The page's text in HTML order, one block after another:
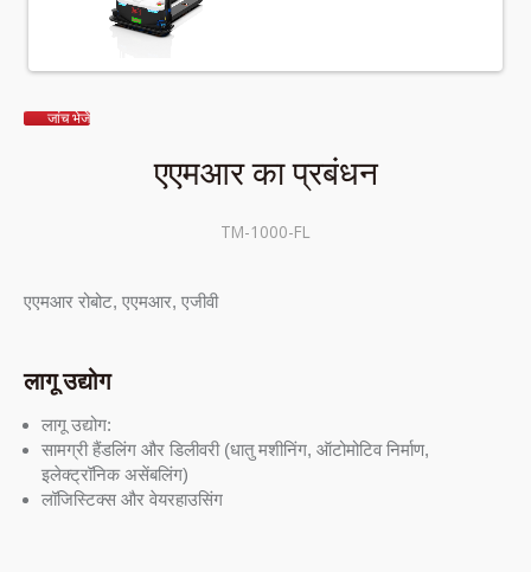
जांच भेजें
एएमआर का प्रबंधन
TM-1000-FL
एएमआर रोबोट, एएमआर, एजीवी
लागू उद्योग
लागू उद्योग:
सामग्री हैंडलिंग और डिलीवरी (धातु मशीनिंग, ऑटोमोटिव निर्माण,
इलेक्ट्रॉनिक असेंबलिंग)
लॉजिस्टिक्स और वेयरहाउसिंग